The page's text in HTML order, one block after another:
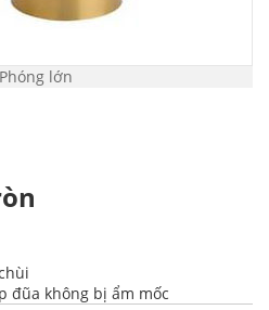
Phóng lớn
đũa không bị ẩm mốc